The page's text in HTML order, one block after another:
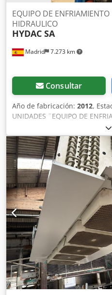
Madrid 7.273 km
EQUIPO DE ENFRIAMIENTO
HIDRAULICO
HYDAC SA
Consultar
Año de fabricación: 2012,
UNIDADES ¨EQUIPO DE
NUEVOS A ESTRENAR .
UNIDAD 4.000